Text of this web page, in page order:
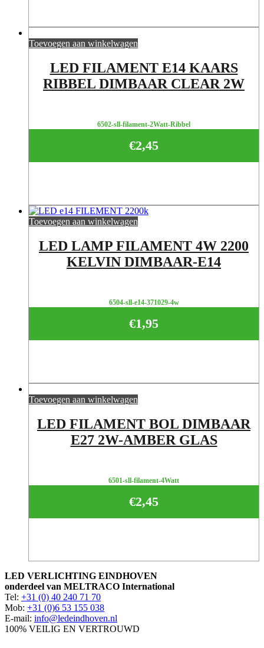
Toevoegen aan winkelwagen
LED FILAMENT E14 KAARS
RIBBEL DIMBAAR CLEAR 2W
6502-sll-filament-2Watt-Ribbel
€2,45
Toevoegen aan winkelwagen
LED LAMP FILAMENT 4W 2200
KELVIN DIMBAAR-E14
6504-sll-e14-371029-4w
€1,95
Toevoegen aan winkelwagen
LED FILAMENT BOL DIMBAAR
E27 2W-AMBER GLAS
6501-sll-filament-4Watt
€2,45
LED VERLICHTING EINDHOVEN
onderdeel van MELTRACO International
Tel: +31 (0) 40 240 71 70
Mob: +31 (0)6 53 155 038
E-mail: info@ledeindhoven.nl
100% VEILIG EN VERTROUWD